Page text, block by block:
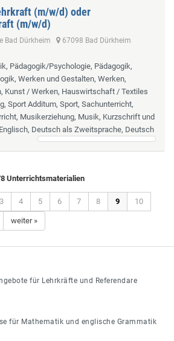
(m/w/d) oder
(m/w/d)
Bad Dürkheim 67098 Bad Dürkheim
Pädagogik/Psychologie, Pädagogik,
Werken und Gestalten, Werken,
Kunst / Werken, Hauswirtschaft / Textiles
Sport Additum, Sport, Sachunterricht,
Musikerziehung, Musik, Kurzschrift und
Deutsch als Zweitsprache, Deutsch
Unterrichtsmaterialien
3 4 5 6 7 8 9 10
weiter »
für Lehrkräfte und Referendare
für Mathematik und englische Grammatik